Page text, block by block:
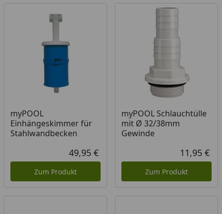
myPOOL
Einhängeskimmer für
Stahlwandbecken
Aktueller Preis
49,95 €
Zum Produkt
myPOOL Schlauchtülle
mit Ø 32/38mm
Gewinde
11,95 €
Zum Produkt